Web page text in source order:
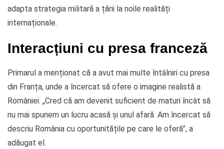
adapta strategia militară a țării la noile realități
internaționale.
Interacțiuni cu presa franceză
Primarul a menționat că a avut mai multe întâlniri cu presa
din Franța, unde a încercat să ofere o imagine realistă a
României. „Cred că am devenit suficient de maturi încât să
nu mai spunem un lucru acasă și unul afară. Am încercat să
descriu România cu oportunitățile pe care le oferă”, a
adăugat el.